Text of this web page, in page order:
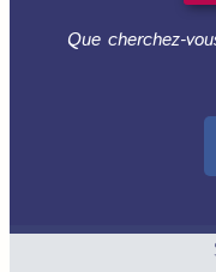
Que cherchez-